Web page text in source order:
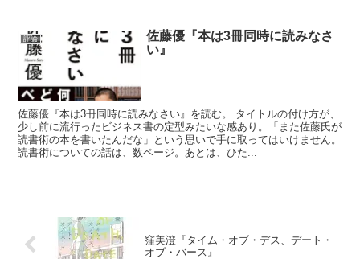
評論
佐藤優『本は3冊同時に読みなさ
い』
佐藤優『本は3冊同時に読みなさい』を読む。 タイトルの付け方が、
少し前に流行ったビジネス書の定型みたいな感あり。「また佐藤氏が
読書術の本を書いたんだな」という思いで手に取ってはいけません。
読書術についての話は、数ページ。あとは、ひた...
窪美澄『タイム・オブ・デス、デート・
オブ・バース』